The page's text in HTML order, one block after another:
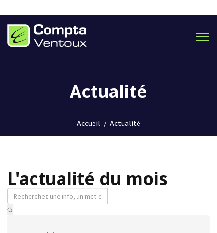
Actualité
Accueil / Actualité
L'actualité du mois